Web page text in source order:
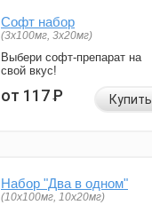
Софт набор
(3x100мг, 3x20мг)
Выбери софт-препарат на
свой вкус!
от 117Р Купить
Набор "Два в одном"
(10x100мг, 10x20мг)